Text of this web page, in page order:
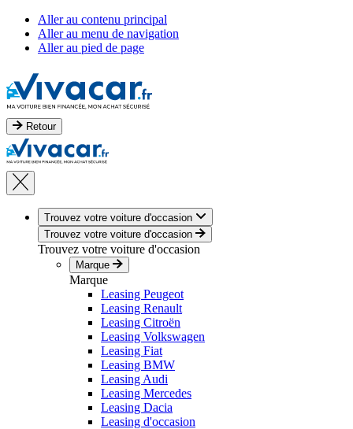
Aller au contenu principal
Aller au menu de navigation
Aller au pied de page
Retour
Trouvez votre voiture d'occasion
Trouvez votre voiture d'occasion
Trouvez votre voiture d'occasion
Marque
Marque
Leasing Peugeot
Leasing Renault
Leasing Citroën
Leasing Volkswagen
Leasing Fiat
Leasing BMW
Leasing Audi
Leasing Mercedes
Leasing Dacia
Leasing d'occasion